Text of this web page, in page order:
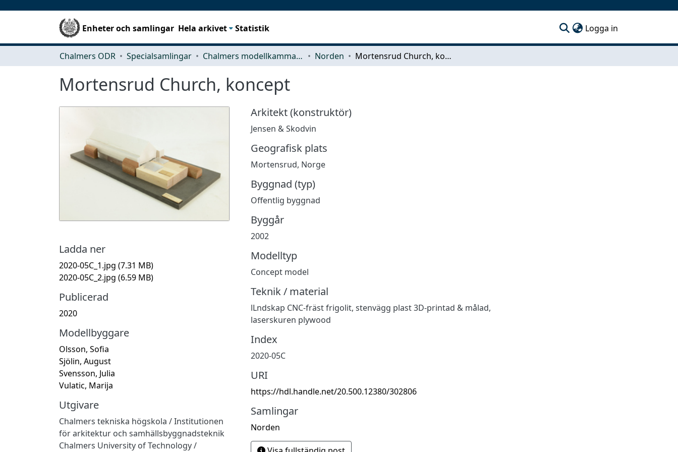
Enheter och samlingar Hela arkivet Statistik Logga in
Chalmers ODR Specialsamlingar Chalmers modellkammare Norden Mortensrud Church, koncept
Mortensrud Church, koncept
Ladda ner
2020-05C_1.jpg (7.31 MB)
2020-05C_2.jpg (6.59 MB)
Publicerad
2020
Modellbyggare
Olsson, Sofia
Sjölin, August
Svensson, Julia
Vulatic, Marija
Utgivare
Chalmers tekniska högskola / Institutionen
för arkitektur och samhällsbyggnadsteknik
Chalmers University of Technology /
Arkitekt (konstruktör)
Jensen & Skodvin
Geografisk plats
Mortensrud, Norge
Byggnad (typ)
Offentlig byggnad
Byggår
2002
Modelltyp
Concept model
Teknik / material
lLndskap CNC-fräst frigolit, stenvägg plast 3D-printad & målad,
laserskuren plywood
Index
2020-05C
URI
https://hdl.handle.net/20.500.12380/302806
Samlingar
Norden